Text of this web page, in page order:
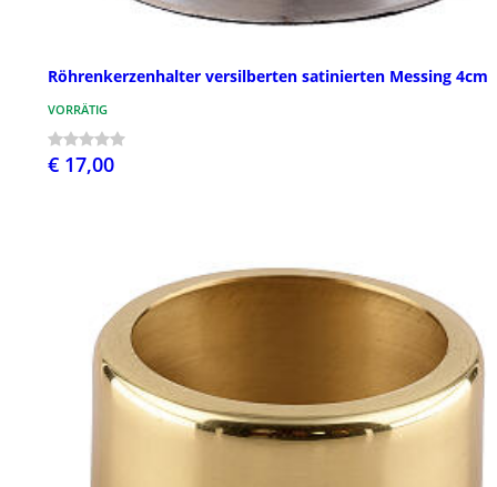
Röhrenkerzenhalter versilberten satinierten Messing 4cm
VORRÄTIG
€ 17,00